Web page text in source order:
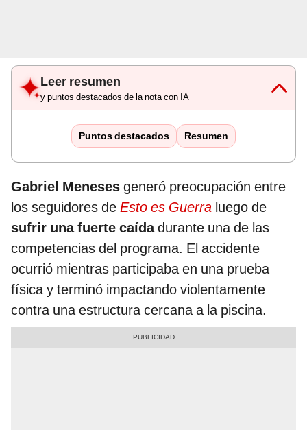
Leer resumen
y puntos destacados de la nota con IA
Puntos destacados Resumen
Gabriel Meneses generó preocupación entre
los seguidores de Esto es Guerra luego de
sufrir una fuerte caídadurante una de las
competencias del programa. El accidente
ocurrió mientras participaba en una prueba
física y terminó impactando violentamente
contra una estructura cercana a la piscina.